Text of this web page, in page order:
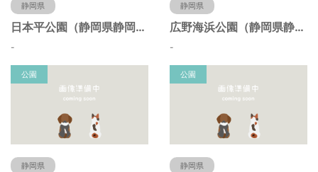
静岡県
日本平公園（静岡県静岡市）
-
静岡県
広野海浜公園（静岡県静岡市）
-
公園
静岡県
公園
静岡県